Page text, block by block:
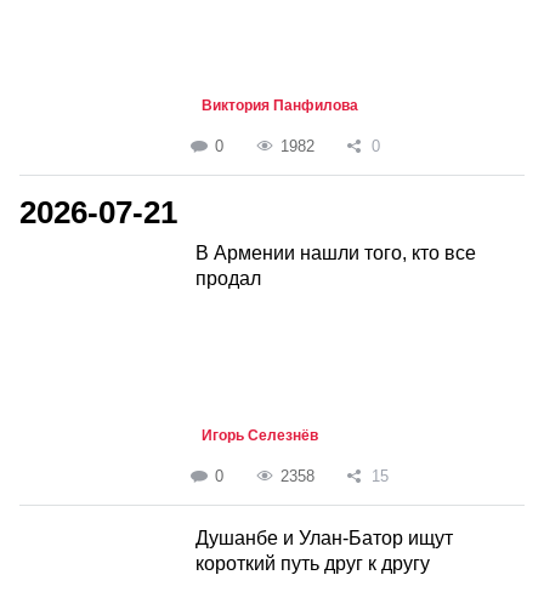
Виктория Панфилова
0 1982 0
2026-07-21
В Армении нашли того, кто все
продал
Игорь Селезнёв
0 2358 15
Душанбе и Улан-Батор ищут
короткий путь друг к другу